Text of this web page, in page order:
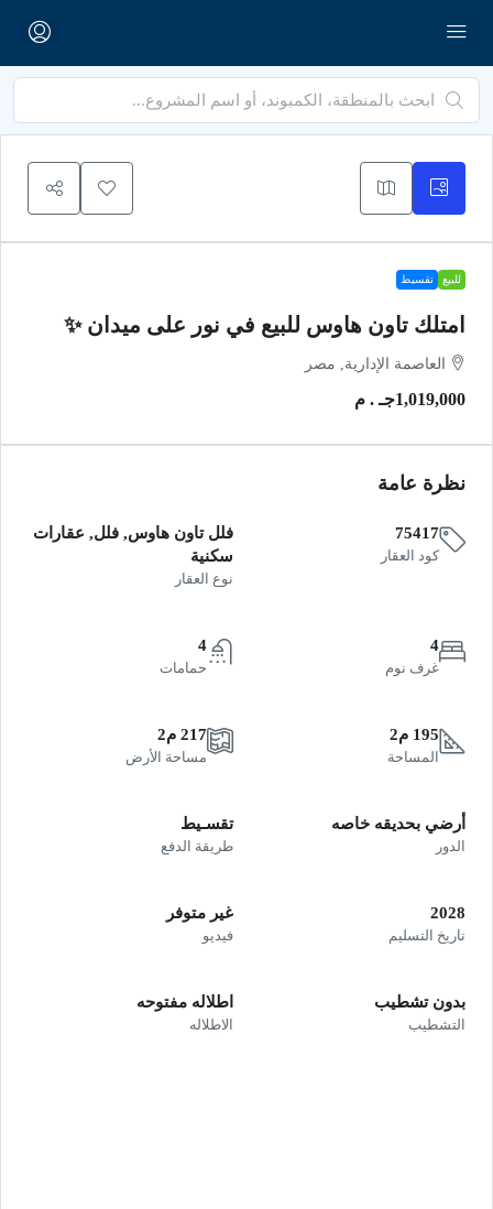
للبيع تقسيط
امتلك تاون هاوس للبيع في نور على ميدان ✨
العاصمة الإدارية, مصر
1,019,000جـ . م
نظرة عامة
75417
كود العقار
فلل تاون هاوس, فلل, عقارات
سكنية
نوع العقار
4
غرف نوم
4
حمامات
195 م2
المساحة
217 م2
مساحة الأرض
أرضي بحديقه خاصه
الدور
تقسـيط
طريقة الدفع
2028
تاريخ التسليم
غير متوفر
فيديو
بدون تشطيب
التشطيب
اطلاله مفتوحه
الاطلاله